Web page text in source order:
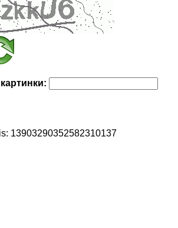
13903290352582310137